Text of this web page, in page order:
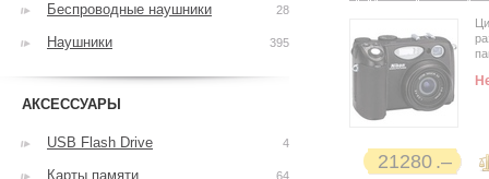
21280
Беспроводные наушники 28
Наушники 395
АКСЕССУАРЫ
USB Flash Drive 4
Карты памяти 64